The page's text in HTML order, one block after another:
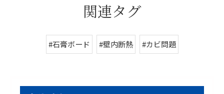
関連タグ
#石膏ボード #壁内断熱 #カビ問題